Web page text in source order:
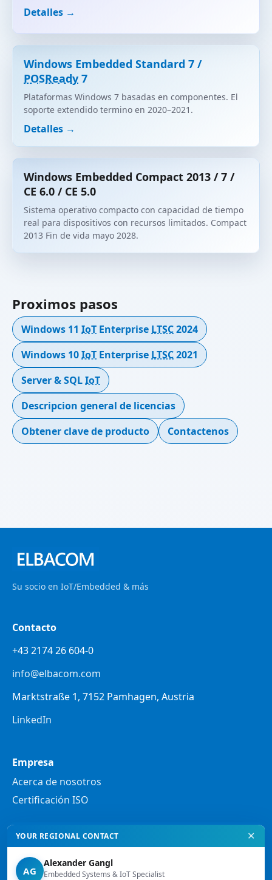
Detalles →
Windows Embedded Standard 7 /
POSReady 7
Plataformas Windows 7 basadas en componentes. El
soporte extendido termino en 2020–2021.
Detalles →
Windows Embedded Compact 2013 / 7 /
CE 6.0 / CE 5.0
Sistema operativo compacto con capacidad de tiempo
real para dispositivos con recursos limitados. Compact
2013 Fin de vida mayo 2028.
Proximos pasos
Windows 11 IoT Enterprise LTSC2024
Windows 10IoT Enterprise LTSC2021
Server & SQLIoT
Descripcion general de licencias
Obtener clave de producto
Contactenos
Su socio en IoT/Embedded & más
Contacto
+43 2174 26 604-0
info@elbacom.com
Marktstraße 1, 7152 Pamhagen, Austria
LinkedIn
Empresa
Acerca de nosotros
Certificación ISO
Legal
Política de privacidad
Notas legales
YOUR REGIONAL CONTACT ✕
AG
Alexander Gangl
Embedded Systems & IoT Specialist